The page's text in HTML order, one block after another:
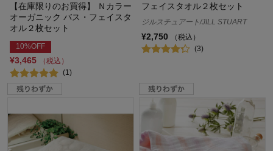
【在庫限りのお買得】 Ｎカラー
オーガニック バス・フェイスタ
オル２枚セット
10%OFF
¥3,465
（税込）
(1)
フェイスタオル２枚セット
ジルスチュアート/JILL STUART
¥2,750
（税込）
(3)